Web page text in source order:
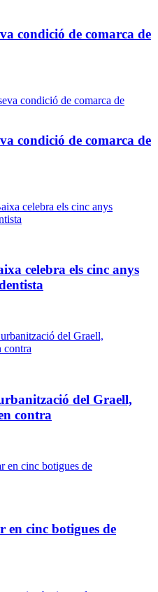
condició de comarca de
condició de comarca de
celebra els cinc anys
del Graell,
contra
en cinc botigues de